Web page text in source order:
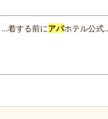
…着する前にアパホテル公式…